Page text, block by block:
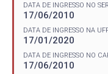
DATA DE INGRESSO NO
17/06/2010
DATA DE INGRESSO NA
17/01/2020
DATA DE INGRESSO NO
17/06/2010